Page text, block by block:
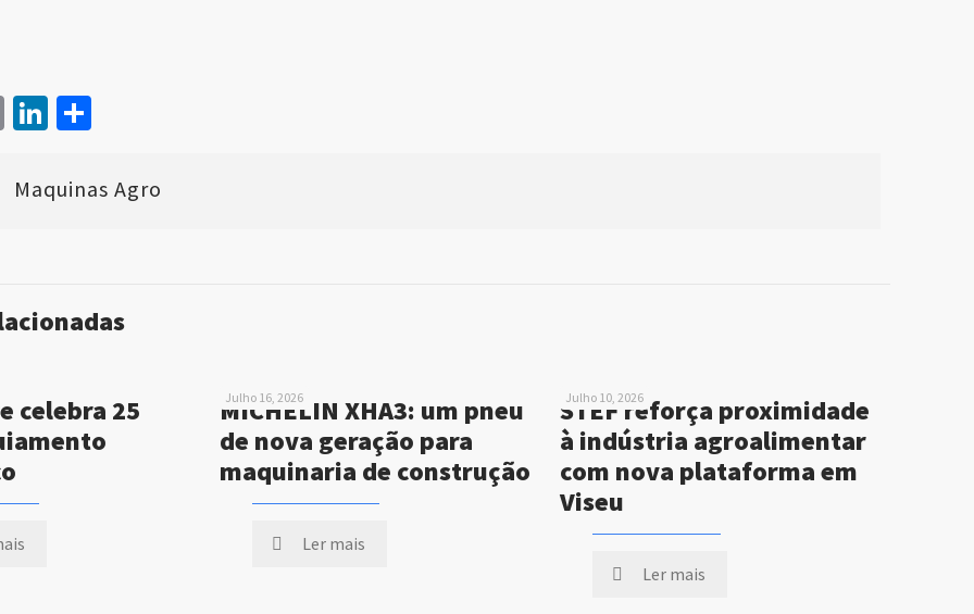
EmailLinkedIn
Maquinas Agro
celebra 25
Julho 16, 2026
MICHELIN XHA3: um pneu
de nova geração para
maquinaria de construção
Ler mais
Julho 10, 2026
STEF reforça proximidade
à indústria agroalimentar
com nova plataforma em
Viseu
Ler mais